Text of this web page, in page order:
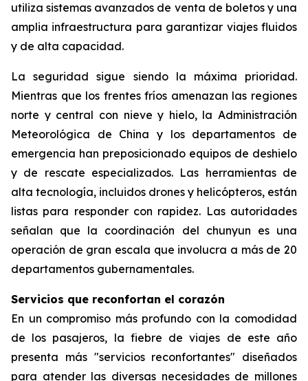
utiliza sistemas avanzados de venta de boletos y una
amplia infraestructura para garantizar viajes fluidos
y de alta capacidad.
La seguridad sigue siendo la máxima prioridad.
Mientras que los frentes fríos amenazan las regiones
norte y central con nieve y hielo, la Administración
Meteorológica de China y los departamentos de
emergencia han preposicionado equipos de deshielo
y de rescate especializados. Las herramientas de
alta tecnología, incluidos drones y helicópteros, están
listas para responder con rapidez. Las autoridades
señalan que la coordinación del chunyun es una
operación de gran escala que involucra a más de 20
departamentos gubernamentales.
Servicios que reconfortan el corazón
En un compromiso más profundo con la comodidad
de los pasajeros, la fiebre de viajes de este año
presenta más "servicios reconfortantes" diseñados
para atender las diversas necesidades de millones